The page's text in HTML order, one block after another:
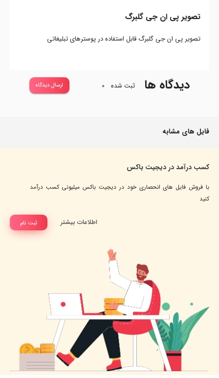
تصویر پی ان جی گلبرگ
تصویر پی ان جی گلبرگ قابل استفاده در پوسترهای تبلیغاتی
دیدگاه ها ثبت شده 0 ارسال دیدگاه
فایل های مشابه
کسب درآمد در دیجیت باکس
با فروش فایل های انحصاری خود در دیجیت باکس میلیونی کسب درآمد
کنید
ثبت نام اطلاعات بیشتر